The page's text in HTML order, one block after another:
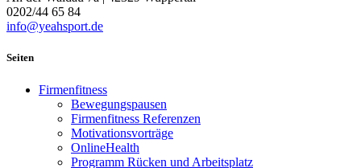
0202/44 65 84
info@yeahsport.de
Seiten
Firmenfitness
Bewegungspausen
Firmenfitness Referenzen
Motivationsvorträge
OnlineHealth
Programm Rücken und Arbeitsplatz